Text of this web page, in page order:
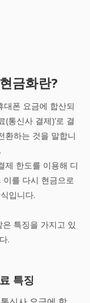
금화란?
대폰 요금에 합산되
(통신사 결제)’로 결
환하는 것을 말합니
제 한도를 이용해 디
를 다시 현금으로
입니다.
특징을 가지고 있
.
특징